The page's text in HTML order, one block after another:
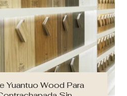
en proyectos de
el mundo. Para quienes
Yuantuo Wood Para